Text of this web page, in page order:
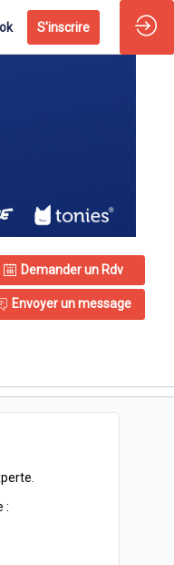
S'inscrire
Demander un Rdv
Envoyer un message
: